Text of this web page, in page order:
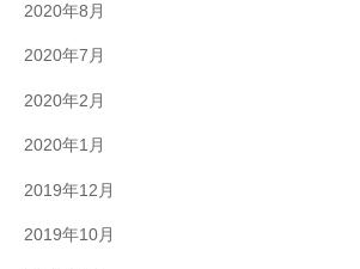
2020年8月
2020年7月
2020年2月
2020年1月
2019年12月
2019年10月